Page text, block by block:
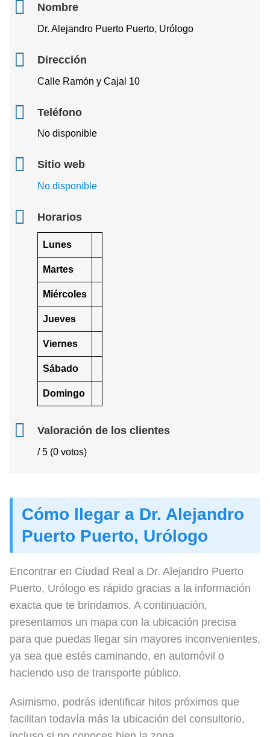
Nombre
Dr. Alejandro Puerto Puerto, Urólogo
Dirección
Calle Ramón y Cajal 10
Teléfono
No disponible
Sitio web
No disponible
Horarios
Lunes
Martes
Miércoles
Jueves
Viernes
Sábado
Domingo
Valoración de los clientes
/ 5 (0 votos)
Cómo llegar a Dr. Alejandro
Puerto Puerto, Urólogo
Encontrar en Ciudad Real a Dr. Alejandro Puerto
Puerto, Urólogo es rápido gracias a la información
exacta que te brindamos. A continuación,
presentamos un mapa con la ubicación precisa
para que puedas llegar sin mayores inconvenientes,
ya sea que estés caminando, en automóvil o
haciendo uso de transporte público.
Asimismo, podrás identificar hitos próximos que
facilitan todavía más la ubicación del consultorio,